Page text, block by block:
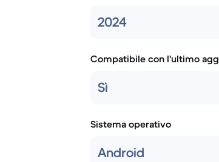
2024
Compatibile con l'ultimo
Sì
Sistema operativo
Android